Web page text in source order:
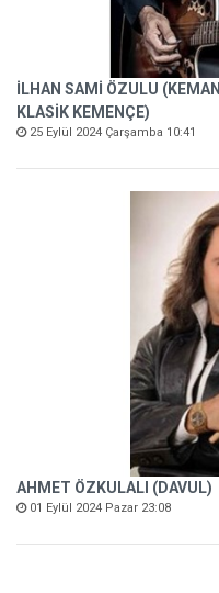
İLHAN SAMİ ÖZULU
KLASİK KEMENÇE)
25 Eylül 2024 Çarşamba 10:41
AHMET ÖZKULALI (DAVUL)
01 Eylül 2024 Pazar 23:08